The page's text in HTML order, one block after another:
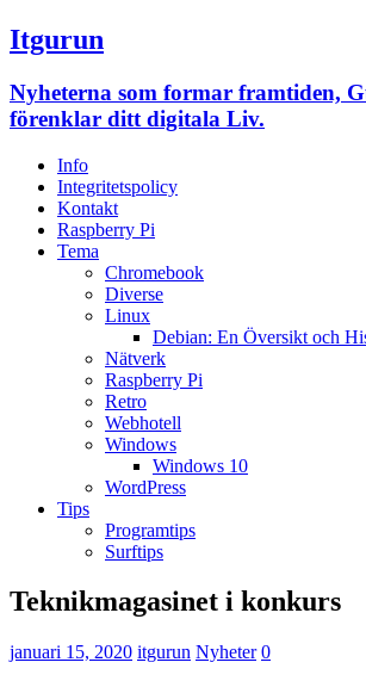
Itgurun
Nyheterna som formar framtiden,
förenklar ditt digitala Liv.
Info
Integritetspolicy
Kontakt
Raspberry Pi
Tema
Chromebook
Diverse
Linux
Debian: En Översikt och
Nätverk
Raspberry Pi
Retro
Webhotell
Windows
Windows 10
WordPress
Tips
Programtips
Surftips
Teknikmagasinet i konkurs
januari 15, 2020 itgurun Nyheter 0